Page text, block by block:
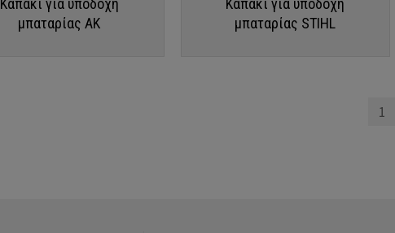
μπαταρίας ΑΚ
μπαταρίας STIHL
1